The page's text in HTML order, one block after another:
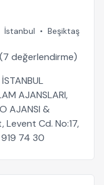
İstanbul • Beşiktaş
değerlendirme)
AJANSLARI,
AJANSI &
Levent Cd. No:17,
74 30